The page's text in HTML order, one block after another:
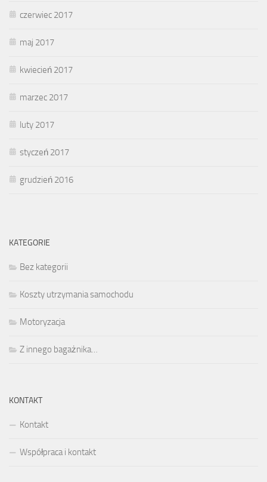
czerwiec 2017
maj 2017
kwiecień 2017
marzec 2017
luty 2017
styczeń 2017
grudzień 2016
KATEGORIE
Bez kategorii
Koszty utrzymania samochodu
Motoryzacja
Z innego bagażnika…
KONTAKT
Kontakt
Współpraca i kontakt